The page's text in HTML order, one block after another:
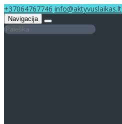
+37064767746 info@aktyvuslaikas.lt
Navigacija